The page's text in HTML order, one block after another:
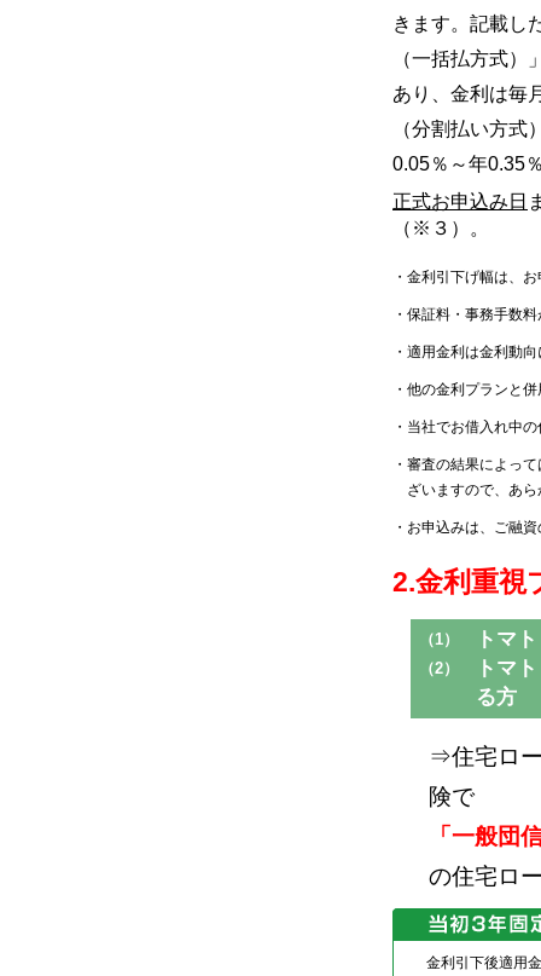
きます。記載し
（一括払方式
あり、金利は毎
（分割払い方
0.05％～年0.35
正式お申込み日
（※３）。
・ 金利引下げ幅は、
・ 保証料・事務手数
・ 適用金利は金利動
・ 他の金利プランと
・ 当社でお借入れ中
・ 審査の結果によっ
ざいますので、あ
・ お申込みは、ご融
2.金利重視
（1）
（2）
トマ
トマ
る方
⇒住宅ロ
険で
「一般団
の住宅ロ
金利引下後適用